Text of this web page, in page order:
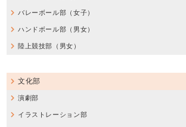
バレーボール部（女子）
ハンドボール部（男女）
陸上競技部（男女）
文化部
演劇部
イラストレーション部